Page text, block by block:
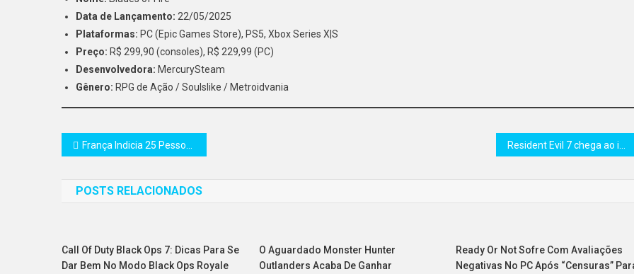
Data de Lançamento: 22/05/2025
Plataformas: PC (Epic Games Store), PS5, Xbox Series X|S
Preço: R$ 299,90 (consoles), R$ 229,99 (PC)
Desenvolvedora: MercurySteam
Gênero: RPG de Ação / Soulslike / Metroidvania
Navegação
Post
França Indicia 25 Pessoas por Série de Sequestros Ligados a Criptomoedas em Paris
POSTS RELACIONADOS
Call Of Duty Black Ops 7: Dicas Para Se
Dar Bem No Modo Black Ops Royale
O Aguardado Monster Hunter
Outlanders Acaba De Ganhar
Ready Or Not Sofre Com Avaliações
Negativas No PC Após “censuras”